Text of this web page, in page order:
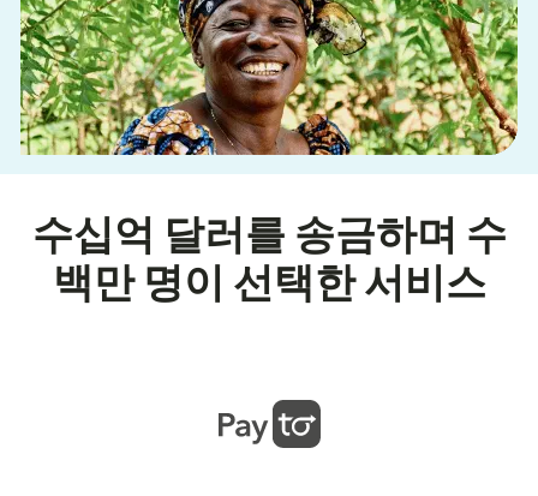
수십억 달러를 송금하며 수
백만 명이 선택한 서비스